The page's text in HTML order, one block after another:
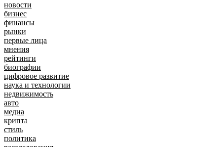
новости
бизнес
финансы
рынки
первые лица
мнения
рейтинги
биографии
цифровое развитие
наука и технологии
недвижимость
авто
медиа
крипта
стиль
политика